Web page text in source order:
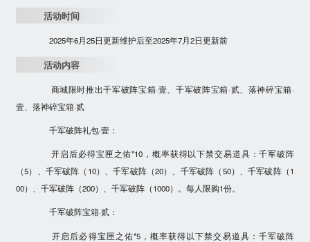
活动时间
2025年6月25日更新维护后至2025年7月2日更新前
活动内容
商城限时推出千军破阵宝箱·壹、千军破阵宝箱·贰、落神碎宝箱·
壹、落神碎宝箱·贰
千军破阵礼包·壹：
开启后必得宝匣之佑*10，概率获得以下禁交易道具：千军破阵
（5）、千军破阵（10）、千军破阵（20）、千军破阵（50）、千军破阵（1
00）、千军破阵（200）、千军破阵（1000）。每人限购1份。
千军破阵宝箱·贰：
开启后必得宝匣之佑*5，概率获得以下禁交易道具：千军破阵